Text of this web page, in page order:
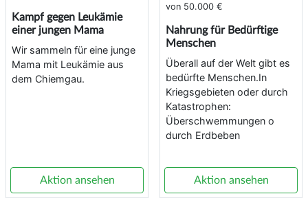
Kampf gegen Leukämie
einer jungen Mama
Wir sammeln für eine junge
Mama mit Leukämie aus
dem Chiemgau.
Aktion ansehen
von 50.000 €
Nahrung für Bedürftige
Menschen
Überall auf der Welt gibt es
bedürfte Menschen.In
Kriegsgebieten oder durch
Katastrophen:
Überschwemmungen o
durch Erdbeben
Aktion ansehen